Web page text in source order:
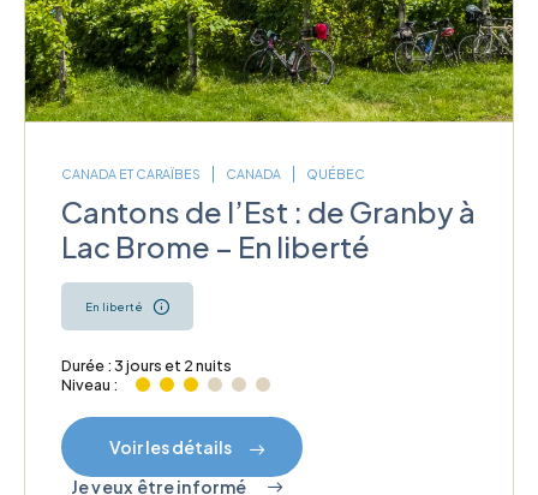
CANADA ET CARAÏBES CANADA QUÉBEC
Cantons de l’Est : de Granby à
Lac Brome – En liberté
En liberté
Durée : 3 jours et 2 nuits
Niveau :
Voir les détails
Je veux être informé